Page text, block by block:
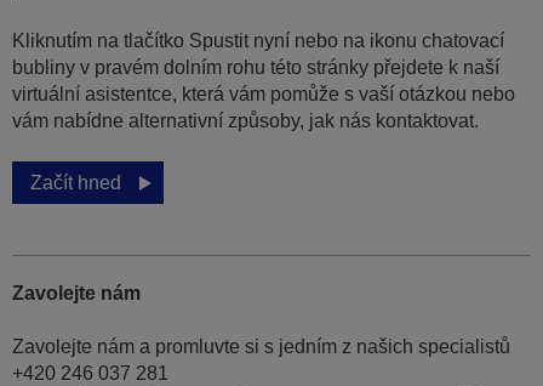
Kliknutím na tlačítko Spustit nyní nebo na ikonu chatovací
bubliny v pravém dolním rohu této stránky přejdete k naší
virtuální asistentce, která vám pomůže s vaší otázkou nebo
vám nabídne alternativní způsoby, jak nás kontaktovat.
Začít hned
Zavolejte nám
Zavolejte nám a promluvte si s jedním z našich specialistů
+420 246 037 281